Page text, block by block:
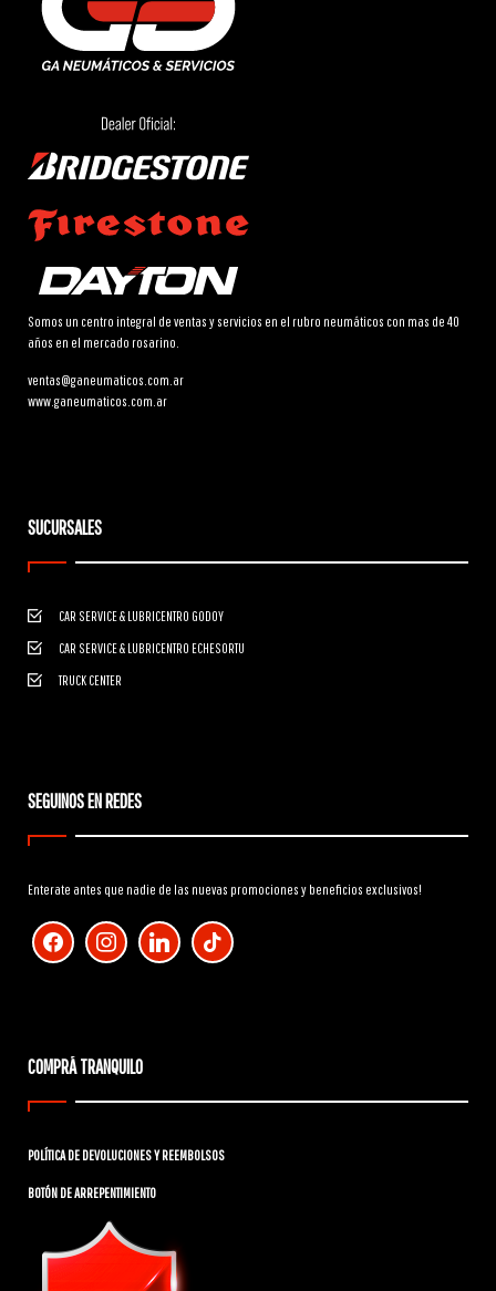
Somos un centro integral de ventas y servicios en el rubro neumáticos con mas de 40
años en el mercado rosarino.
ventas@ganeumaticos.com.ar
www.ganeumaticos.com.ar
SUCURSALES
CAR SERVICE & LUBRICENTRO GODOY
CAR SERVICE & LUBRICENTRO ECHESORTU
TRUCK CENTER
SEGUINOS EN REDES
Enterate antes que nadie de las nuevas promociones y beneficios exclusivos!
facebook instagram linkedin tiktok
COMPRÁ TRANQUILO
POLÍTICA DE DEVOLUCIONES Y REEMBOLSOS
BOTÓN DE ARREPENTIMIENTO